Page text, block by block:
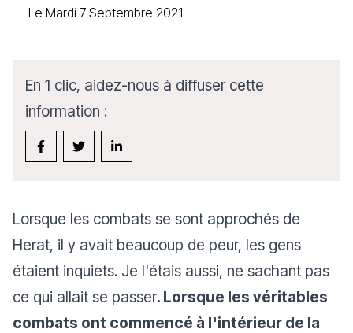
— Le Mardi 7 Septembre 2021
En 1 clic, aidez-nous à diffuser cette
information :
Lorsque les combats se sont approchés de
Herat, il y avait beaucoup de peur, les gens
étaient inquiets. Je l'étais aussi, ne sachant pas
ce qui allait se passer. Lorsque les véritables
combats ont commencé à l'intérieur de la